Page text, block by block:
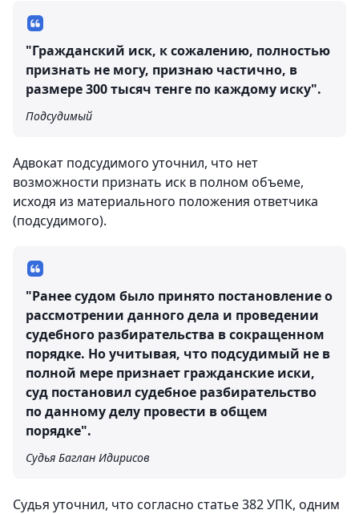
"Гражданский иск, к сожалению, полностью
признать не могу, признаю частично, в
размере 300 тысяч тенге по каждому иску".
Подсудимый
Адвокат подсудимого уточнил, что нет
возможности признать иск в полном объеме,
исходя из материального положения ответчика
(подсудимого).
"Ранее судом было принято постановление о
рассмотрении данного дела и проведении
судебного разбирательства в сокращенном
порядке. Но учитывая, что подсудимый не в
полной мере признает гражданские иски,
суд постановил судебное разбирательство
по данному делу провести в общем
порядке".
Судья Баглан Идирисов
Судья уточнил, что согласно статье 382 УПК, одним